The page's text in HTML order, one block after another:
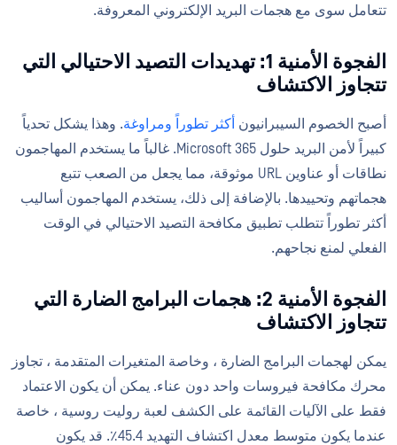
تتعامل سوى مع هجمات البريد الإلكتروني المعروفة.
الفجوة الأمنية 1: تهديدات التصيد الاحتيالي التي
تتجاوز الاكتشاف
أصبح الخصوم السيبرانيون أكثر تطوراً ومراوغة. وهذا يشكل تحدياً
كبيراً لأمن البريد حلول Microsoft 365. غالباً ما يستخدم المهاجمون
نطاقات أو عناوين URL موثوقة، مما يجعل من الصعب تتبع
هجماتهم وتحييدها. بالإضافة إلى ذلك، يستخدم المهاجمون أساليب
أكثر تطوراً تتطلب تطبيق مكافحة التصيد الاحتيالي في الوقت
الفعلي لمنع نجاحهم.
الفجوة الأمنية 2: هجمات البرامج الضارة التي
تتجاوز الاكتشاف
يمكن لهجمات البرامج الضارة ، وخاصة المتغيرات المتقدمة ، تجاوز
محرك مكافحة فيروسات واحد دون عناء. يمكن أن يكون الاعتماد
فقط على الآليات القائمة على الكشف لعبة روليت روسية ، خاصة
عندما يكون متوسط معدل اكتشاف التهديد 45.4٪. قد يكون